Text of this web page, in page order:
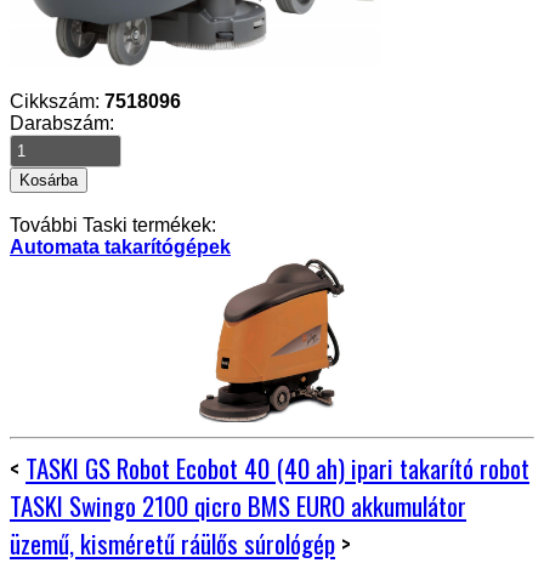
Cikkszám: 7518096
Darabszám:
További Taski termékek:
Automata takarítógépek
< TASKI GS Robot Ecobot 40 (40 ah) ipari takarító robot
TASKI Swingo 2100 qicro BMS EURO akkumulátor
üzemű, kisméretű ráülős súrológép>